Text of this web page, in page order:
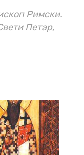
Римски.
Петар,